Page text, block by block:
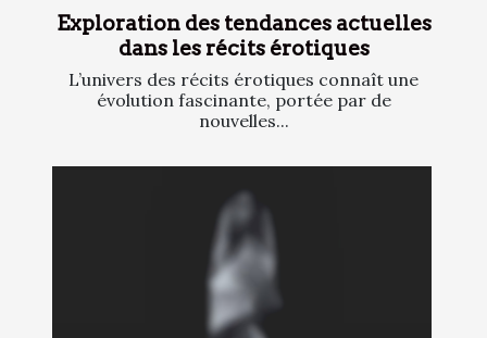
Exploration des tendances actuelles
dans les récits érotiques
L’univers des récits érotiques connaît une
évolution fascinante, portée par de
nouvelles...